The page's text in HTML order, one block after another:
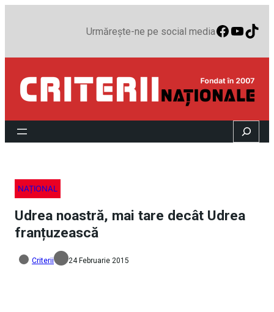
Urmărește-ne pe social media
Search
NAȚIONAL
Udrea noastră, mai tare decât Udrea
franțuzească
Criterii 24 Februarie 2015